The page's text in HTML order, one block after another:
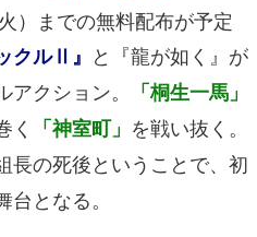
）までの無料配布が予定
クルⅡ』 と『龍が如く』が
クション。
「桐生一馬」
く 「神室町」 を戦い抜く。
長の死後ということで、初
となる。